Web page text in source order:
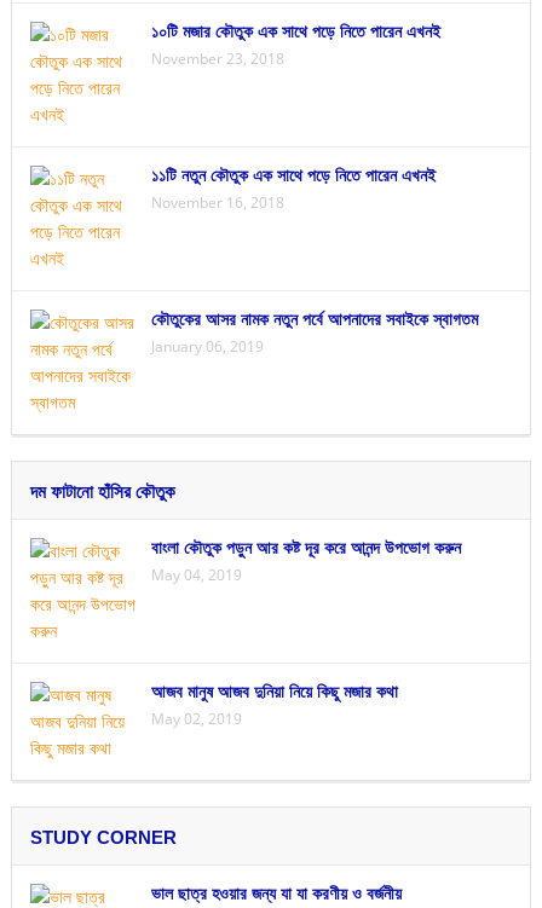
১০টি মজার কৌতুক এক সাথে পড়ে নিতে পারেন এখনই
November 23, 2018
১১টি নতুন কৌতুক এক সাথে পড়ে নিতে পারেন এখনই
November 16, 2018
কৌতুকের আসর নামক নতুন পর্বে আপনাদের সবাইকে স্বাগতম
January 06, 2019
দম ফাটানো হাঁসির কৌতুক
বাংলা কৌতুক পড়ুন আর কষ্ট দূর করে আনন্দ উপভোগ করুন
May 04, 2019
আজব মানুষ আজব দুনিয়া নিয়ে কিছু মজার কথা
May 02, 2019
STUDY CORNER
ভাল ছাত্র হওয়ার জন্য যা যা করণীয় ও বর্জনীয়